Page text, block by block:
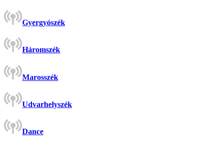
Gyergyószék
Háromszék
Marosszék
Udvarhelyszék
Dance